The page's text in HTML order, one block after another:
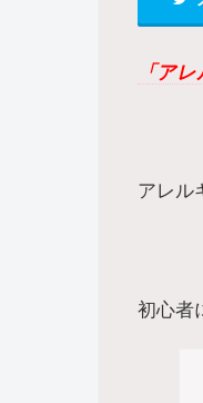
「ア
アレル
初心者